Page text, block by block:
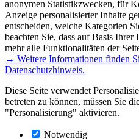
anonymen Statistikzwecken, für
Anzeige personalisierter Inhalte
entscheiden, welche Kategorien
beachten Sie, dass auf Basis
mehr alle Funktionalitäten der
→ Weitere Informationen finden
Datenschutzhinweis.
Diese Seite verwendet
betreten zu können, müssen Sie
"Personalisierung" aktivieren.
Notwendig